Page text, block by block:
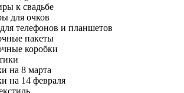
к свадьбе
для очков
телефонов и планшетов
пакеты
коробки
на 8 марта
на 14 февраля